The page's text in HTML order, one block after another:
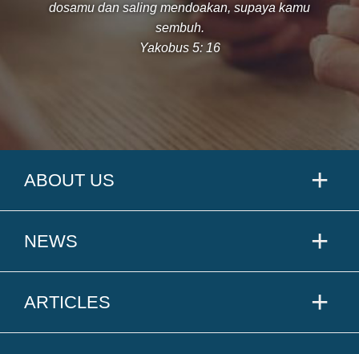
dosamu dan saling mendoakan, supaya kamu
sembuh.
Yakobus 5: 16
ABOUT US
NEWS
ARTICLES